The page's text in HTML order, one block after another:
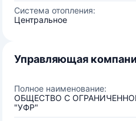
Система отопления:
Центральное
Управляющая
Полное наименование:
ОБЩЕСТВО С
"УФР"